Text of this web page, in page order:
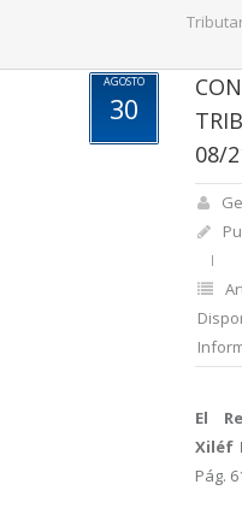
AGOSTO
30
08/
El
Xiléf
Pág.